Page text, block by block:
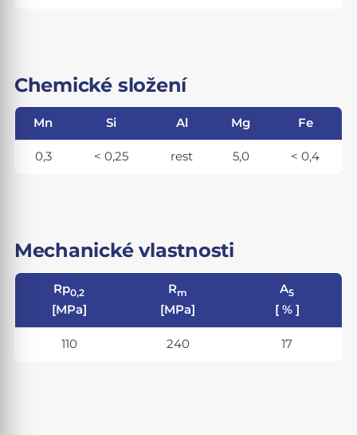
Chemické složení
Mn Si Al Mg Fe
0,3 < 0,25 rest 5,0 < 0,4
Mechanické vlastnosti
Rp0,2
[MPa]
Rm
[MPa]
A5
[ % ]
110 240 17